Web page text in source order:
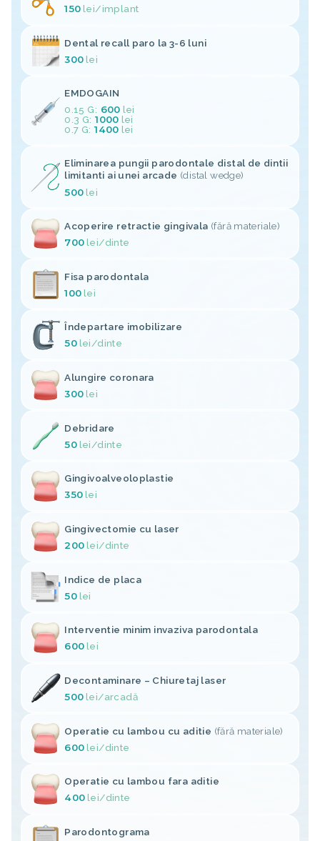
150lei/implant
Dental recall paro la 3-6 luni
300lei
EMDOGAIN
0.15 G: 600 lei
0.3 G: 1000 lei
0.7 G: 1400 lei
Eliminarea pungii parodontale distal de dintii
limitanti ai unei arcade (distal wedge)
500lei
Acoperire retractie gingivala (fără materiale)
700lei/dinte
Fisa parodontala
100lei
Îndepartare imobilizare
50lei/dinte
Alungire coronara
300lei
Debridare
50lei/dinte
Gingivoalveoloplastie
350lei
Gingivectomie cu laser
200lei/dinte
Indice de placa
50lei
Interventie minim invaziva parodontala
600lei
Decontaminare – Chiuretaj laser
500lei/arcadă
Operatie cu lambou cu aditie (fără materiale)
600lei/dinte
Operatie cu lambou fara aditie
400lei/dinte
Parodontograma